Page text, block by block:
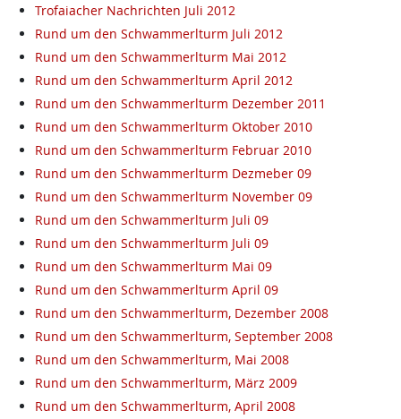
Trofaiacher Nachrichten Juli 2012
Rund um den Schwammerlturm Juli 2012
Rund um den Schwammerlturm Mai 2012
Rund um den Schwammerlturm April 2012
Rund um den Schwammerlturm Dezember 2011
Rund um den Schwammerlturm Oktober 2010
Rund um den Schwammerlturm Februar 2010
Rund um den Schwammerlturm Dezmeber 09
Rund um den Schwammerlturm November 09
Rund um den Schwammerlturm Juli 09
Rund um den Schwammerlturm Juli 09
Rund um den Schwammerlturm Mai 09
Rund um den Schwammerlturm April 09
Rund um den Schwammerlturm, Dezember 2008
Rund um den Schwammerlturm, September 2008
Rund um den Schwammerlturm, Mai 2008
Rund um den Schwammerlturm, März 2009
Rund um den Schwammerlturm, April 2008